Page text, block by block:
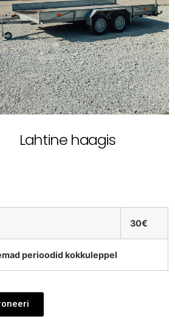
Lahtine haagis
30€
perioodid kokkuleppel